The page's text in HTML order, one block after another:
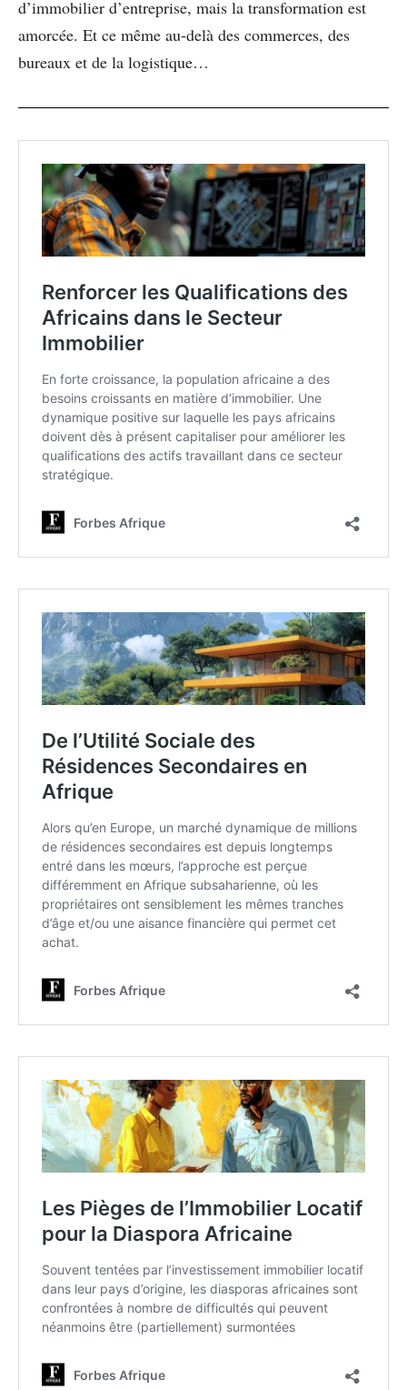
d’immobilier d’entreprise, mais la transformation est
amorcée. Et ce même au-delà des commerces, des
bureaux et de la logistique…